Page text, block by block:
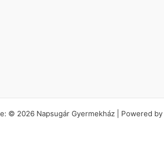
© 2026 Napsugár Gyermekház | Powered by